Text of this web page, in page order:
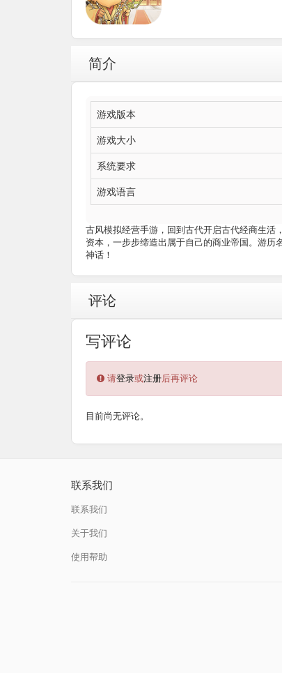
简介
游戏版本
游戏大小
系统要求
游戏语言
古风模拟经营手游，回到古代开启古代经商生活
资本，一步步缔造出属于自己的商业帝国。游
神话！
评论
写评论
请登录或注册后再评论
目前尚无评论。
联系我们
联系我们
关于我们
使用帮助